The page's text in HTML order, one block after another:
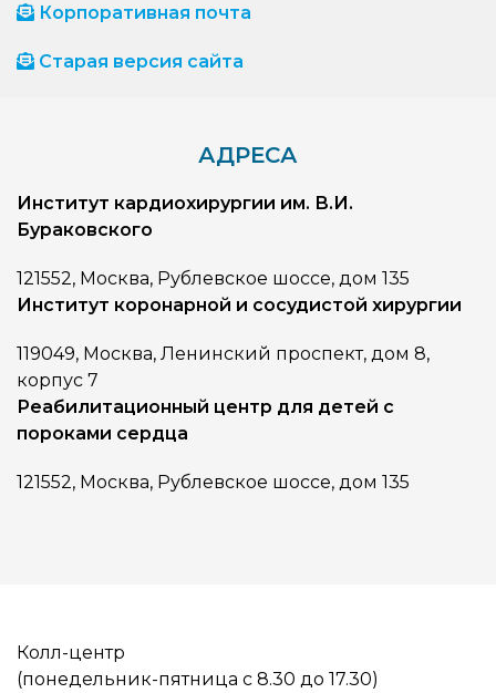
Корпоративная почта
Старая версия сайта
АДРЕСА
Институт кардиохирургии им. В.И.
Бураковского
121552, Москва, Рублевское шоссе, дом 135
Институт коронарной и сосудистой хирургии
119049, Москва, Ленинский проспект, дом 8,
корпус 7
Реабилитационный центр для детей с
пороками сердца
121552, Москва, Рублевское шоссе, дом 135
Колл-центр
(понедельник-пятница с 8.30 до 17.30)